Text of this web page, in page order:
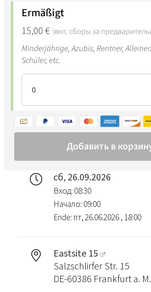
сб, 26.09.2026
Вход: 08:30
Начало: 09:00
Ende: пт, 26.06.2026 , 18:00
Eastsite 15
Salzschlirfer Str. 15
DE-60386 Frankfurt a. M.